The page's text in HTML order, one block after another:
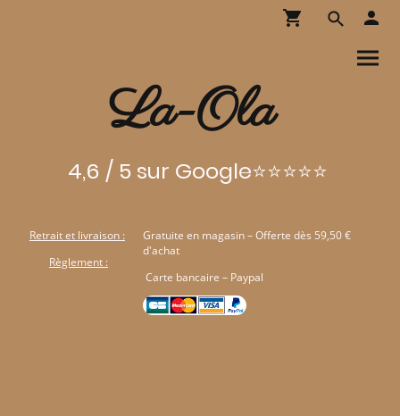
La-Ola
4,6 / 5 sur Google⭐⭐⭐⭐⭐
Retrait et livraison :
Règlement :
Gratuite en magasin – Offerte dès 59,50 €
d'achat
Carte bancaire – Paypal